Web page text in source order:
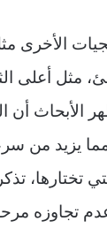
الأخرى
مثل أعلى
الأبحاث أن
مما يزيد
تختارها،
تجاوزه